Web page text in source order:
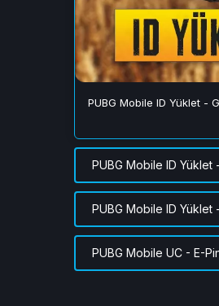
PUBG Mobile ID Yüklet -
PUBG Mobile ID Yüklet
PUBG Mobile ID Yüklet
PUBG Mobile UC - E-